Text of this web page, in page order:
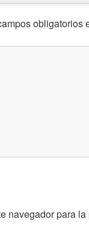
obligatorios
navegador para